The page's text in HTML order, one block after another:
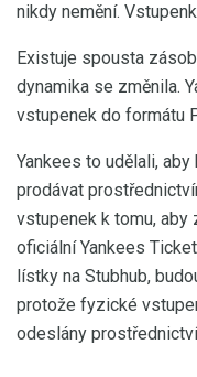
nikdy nemění.
Existuje spousta
dynamika se změnila.
vstupenek do formátu
Yankees to udělali,
prodávat
vstupenek k tomu, aby
oficiální Yankees
lístky na Stubhub,
protože fyzické
odeslány